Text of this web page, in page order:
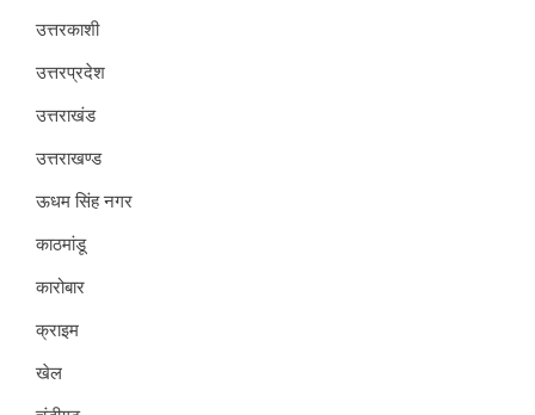
उत्तरकाशी
उत्तरप्रदेश
उत्तराखंड
उत्तराखण्ड
ऊधम सिंह नगर
काठमांडू
कारोबार
क्राइम
खेल